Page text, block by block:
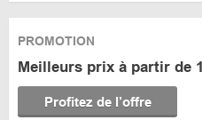
PROMOTION
Meilleurs prix à partir de
Profitez de l’offre